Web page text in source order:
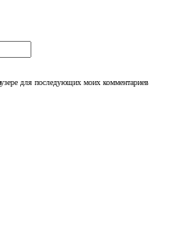
для последующих моих комментариев